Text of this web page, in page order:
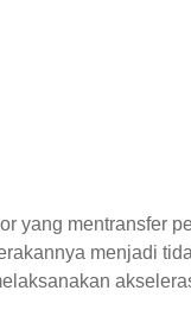
yang mentransfer
menjadi